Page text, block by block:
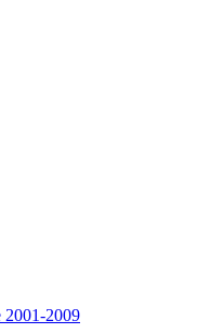
2001-2009